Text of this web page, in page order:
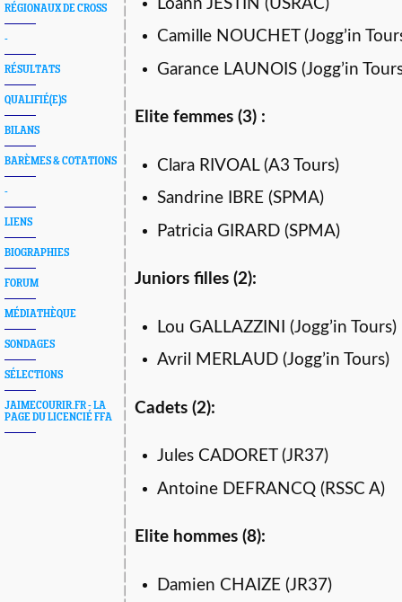
RÉGIONAUX DE CROSS
-
RÉSULTATS
QUALIFIÉ(E)S
BILANS
BARÈMES & COTATIONS
-
LIENS
BIOGRAPHIES
FORUM
MÉDIATHÈQUE
SONDAGES
SÉLECTIONS
JAIMECOURIR.FR - LA
PAGE DU LICENCIÉ FFA
Loann JESTIN (USRAC)
Camille NOUCHET (Jogg’in
Garance LAUNOIS (Jogg’in
Elite femmes (3) :
Clara RIVOAL (A3 Tours)
Sandrine IBRE (SPMA)
Patricia GIRARD (SPMA)
Juniors filles (2):
Lou GALLAZZINI (Jogg’in Tours)
Avril MERLAUD (Jogg’in Tours)
Cadets (2):
Jules CADORET (JR37)
Antoine DEFRANCQ (RSSC A)
Elite hommes (8):
Damien CHAIZE (JR37)